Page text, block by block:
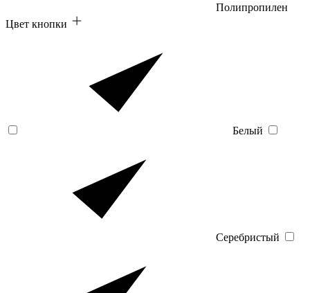
Полипропилен
Цвет кнопки
Белый
Серебристый